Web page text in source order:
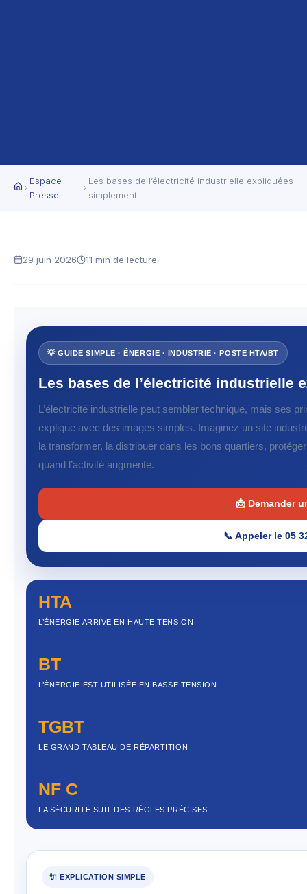
Espace
Presse
Les bases de l’électricité industrielle expliquées
simplement
29 juin 2026 11 min de lecture
💡 GUIDE SIMPLE · ÉNERGIE · INDUSTRIE · POSTE HTA/BT
Les bases de l’électricité industrielle
L’électricité industrielle peut sembler technique, mais ses
explique avec des images simples. Imaginez un site
la transformer, la distribuer dans les bons quartiers,
quand l’activité augmente.
📩 Demander
📞 Appeler le 05
HTA
L’ÉNERGIE ARRIVE EN HAUTE TENSION
BT
L’ÉNERGIE EST UTILISÉE EN BASSE TENSION
TGBT
LE GRAND TABLEAU DE RÉPARTITION
NF C
LA SÉCURITÉ SUIT DES RÈGLES PRÉCISES
🔌 EXPLICATION SIMPLE